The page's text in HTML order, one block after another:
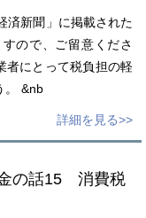
済新聞」に掲載された
ので、ご留意くださ
にとって税負担の軽
。 &nb
詳細を見る>>
の話15 消費税